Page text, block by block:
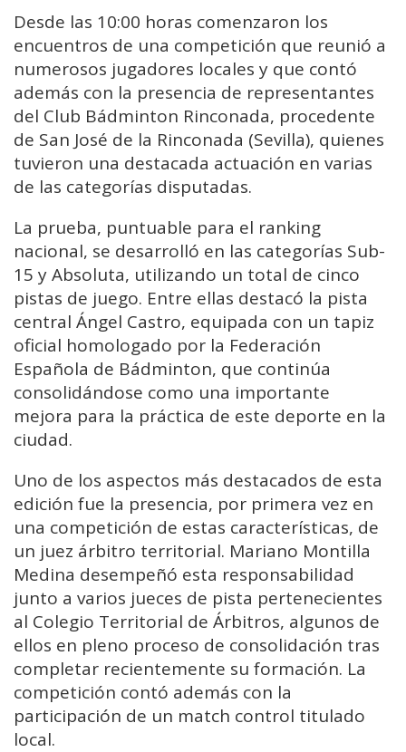
Desde las 10:00 horas comenzaron los
encuentros de una competición que reunió a
numerosos jugadores locales y que contó
además con la presencia de representantes
del Club Bádminton Rinconada, procedente
de San José de la Rinconada (Sevilla), quienes
tuvieron una destacada actuación en varias
de las categorías disputadas.
La prueba, puntuable para el ranking
nacional, se desarrolló en las categorías Sub-
15 y Absoluta, utilizando un total de cinco
pistas de juego. Entre ellas destacó la pista
central Ángel Castro, equipada con un tapiz
oficial homologado por la Federación
Española de Bádminton, que continúa
consolidándose como una importante
mejora para la práctica de este deporte en la
ciudad.
Uno de los aspectos más destacados de esta
edición fue la presencia, por primera vez en
una competición de estas características, de
un juez árbitro territorial. Mariano Montilla
Medina desempeñó esta responsabilidad
junto a varios jueces de pista pertenecientes
al Colegio Territorial de Árbitros, algunos de
ellos en pleno proceso de consolidación tras
completar recientemente su formación. La
competición contó además con la
participación de un match control titulado
local.